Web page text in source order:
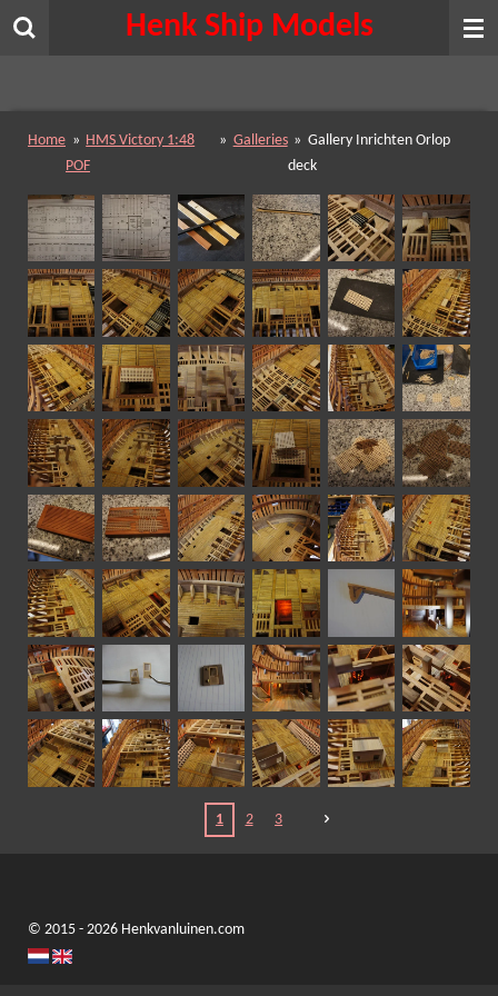
Ga
Henk Ship Models
Home » HMS Victory 1:48
POF
» Galleries » Gallery Inrichten Orlop
deck
1 2 3
© 2015 - 2026 Henkvanluinen.com